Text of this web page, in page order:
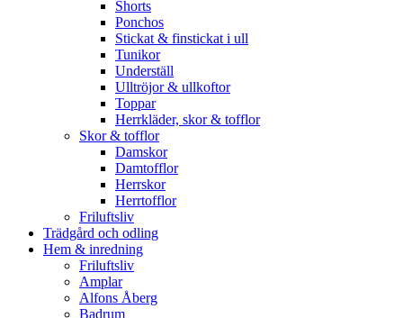
Shorts
Ponchos
Stickat & finstickat i ull
Tunikor
Underställ
Ulltröjor & ullkoftor
Toppar
Herrkläder, skor & tofflor
Skor & tofflor
Damskor
Damtofflor
Herrskor
Herrtofflor
Friluftsliv
Trädgård och odling
Hem & inredning
Friluftsliv
Amplar
Alfons Åberg
Badrum